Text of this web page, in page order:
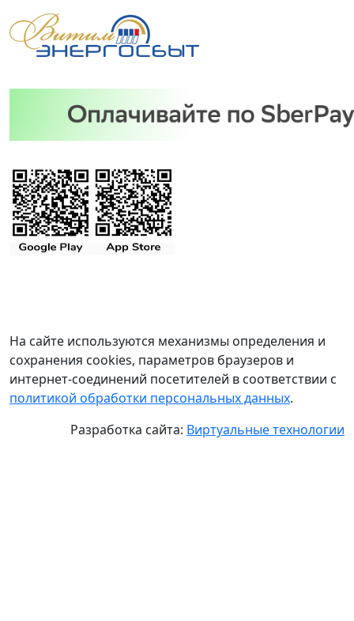
На сайте используются механизмы определения и
сохранения cookies, параметров браузеров и
интернет-соединений посетителей в соответствии с
политикой обработки персональных данных.
Разработка сайта: Виртуальные технологии